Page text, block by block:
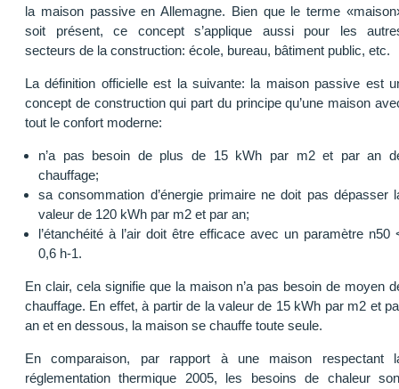
la maison passive en Allemagne. Bien que le terme
soit présent, ce concept s’applique aussi pour les
secteurs de la construction: école, bureau, bâtiment public, etc.
La définition officielle est la suivante: la maison passive est
concept de construction qui part du principe qu’une maison
tout le confort moderne:
n’a pas besoin de plus de 15 kWh par m2 et par an
chauffage;
sa consommation d’énergie primaire ne doit pas dépasser
valeur de 120 kWh par m2 et par an;
l’étanchéité à l’air doit être efficace avec un paramètre n50
0,6 h-1.
En clair, cela signifie que la maison n’a pas besoin de moyen
chauffage. En effet, à partir de la valeur de 15 kWh par m2 et
an et en dessous, la maison se chauffe toute seule.
En comparaison, par rapport à une maison respectant
réglementation thermique 2005, les besoins de chaleur